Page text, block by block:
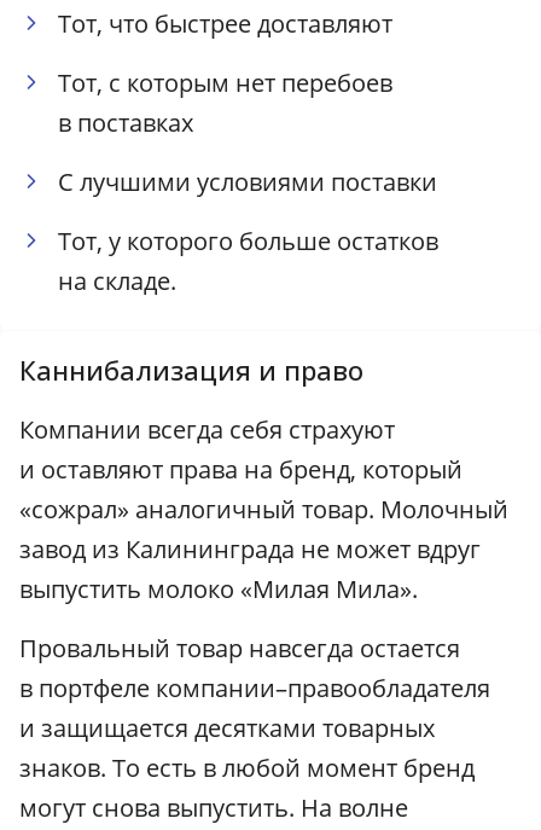
Тот, что быстрее доставляют
Тот, с которым нет перебоев
в поставках
С лучшими условиями поставки
Тот, у которого больше остатков
на складе.
Каннибализация и право
Компании всегда себя страхуют
и оставляют права на бренд, который
«сожрал» аналогичный товар. Молочный
завод из Калининграда не может вдруг
выпустить молоко «Милая Мила».
Провальный товар навсегда остается
в портфеле компании–правообладателя
и защищается десятками товарных
знаков. То есть в любой момент бренд
могут снова выпустить. На волне